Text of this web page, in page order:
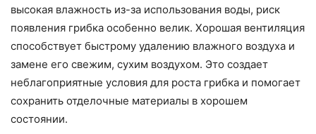
высокая влажность из-за использования воды, риск
появления грибка особенно велик. Хорошая вентиляция
способствует быстрому удалению влажного воздуха и
замене его свежим, сухим воздухом. Это создает
неблагоприятные условия для роста грибка и помогает
сохранить отделочные материалы в хорошем
состоянии.